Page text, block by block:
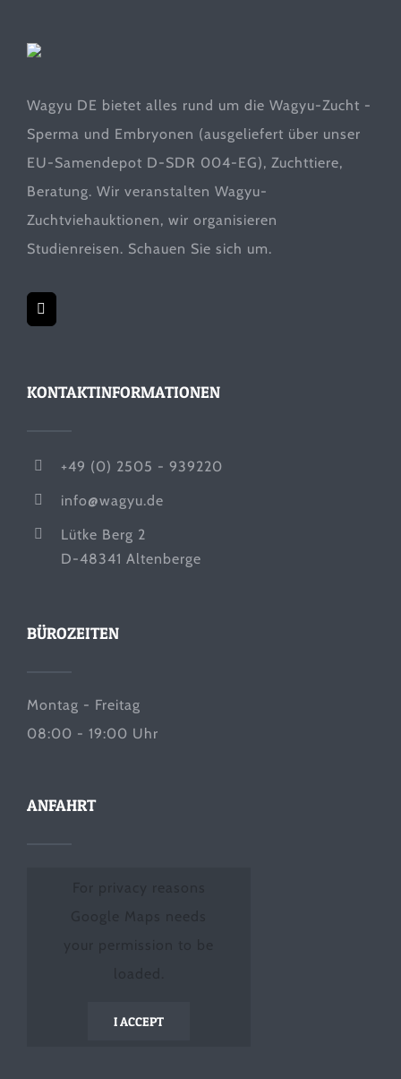
Wagyu DE bietet alles rund um die Wagyu-Zucht -
Sperma und Embryonen (ausgeliefert über unser
EU-Samendepot D-SDR 004-EG), Zuchttiere,
Beratung. Wir veranstalten Wagyu-
Zuchtviehauktionen, wir organisieren
Studienreisen. Schauen Sie sich um.
KONTAKTINFORMATIONEN
+49 (0) 2505 - 939220
info@wagyu.de
Lütke Berg 2
D-48341 Altenberge
BÜROZEITEN
Montag - Freitag
08:00 - 19:00 Uhr
ANFAHRT
I ACCEPT